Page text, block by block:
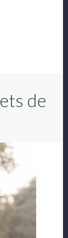
de